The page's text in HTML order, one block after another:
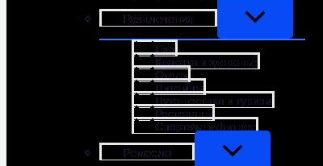
Развлечения
Еда
Красота и здоровье
Отели
Питомцы
Путешествия и туризм
Рестораны
Спортзал и фитнес
Ремесло